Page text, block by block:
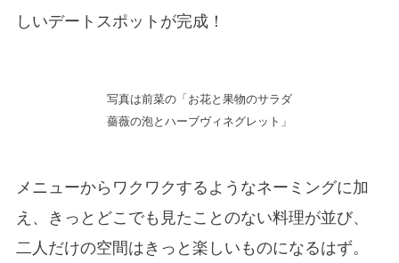
しいデートスポットが完成！
写真は前菜の「お花と果物のサラダ
薔薇の泡とハーブヴィネグレット」
メニューからワクワクするようなネーミングに加
え、きっとどこでも見たことのない料理が並び、
二人だけの空間はきっと楽しいものになるはず。